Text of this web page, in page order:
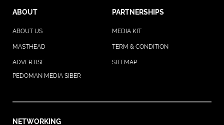
ABOUT PARTNERSHIPS
ABOUT US MEDIA KIT
MASTHEAD TERM & CONDITION
ADVERTISE
SITEMAP
PEDOMAN MEDIA SIBER
NETWORKING